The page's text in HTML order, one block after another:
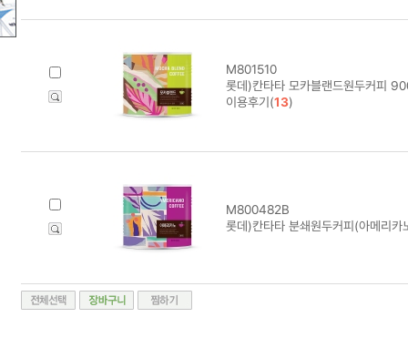
M801510
롯데)칸타타 모카블랜드원두커피
이용후기(13)
M800482B
롯데)칸타타 분쇄원두커피(아메리